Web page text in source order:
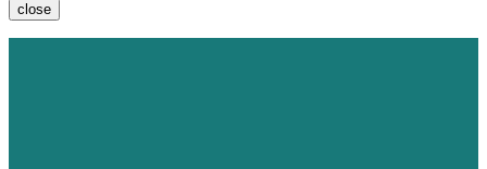
close